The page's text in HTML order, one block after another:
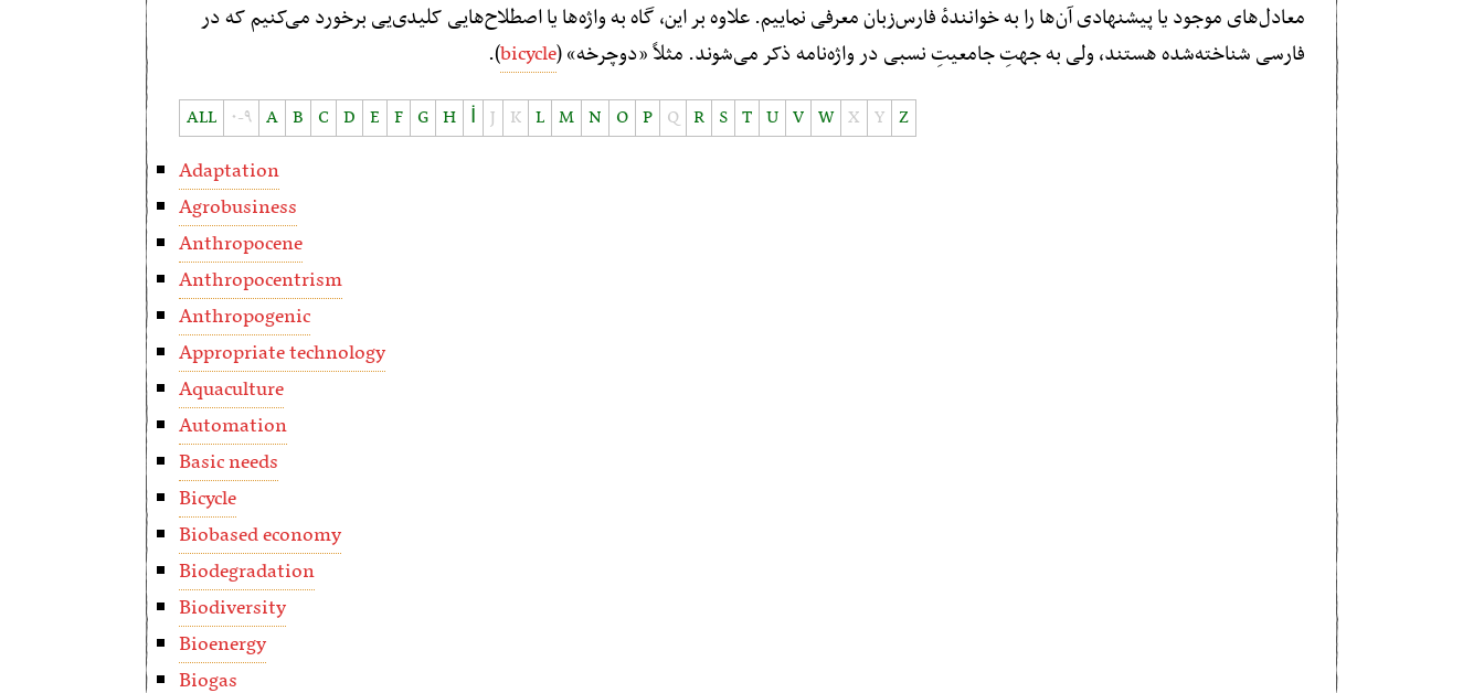
معادل‌های موجود یا پیشنهادی آن‌ها را به خوانندهٔ فارس‌زبان معرفی نماییم. علاوه بر این، گاه به واژه‌‌ها یا اصطلاح‌هایی کلیدی‌یی برخورد می‌کنیم که در
فارسی شناخته‌شده هستند، ولی به جهتِ جامعیتِ نسبی در واژه‌نامه ذکر می‌شوند. مثلاً «دوچرخه» (bicycle
).
ALL ۰-۹ A B C D E F G H İ J K L M N O P Q R S T U V W X Y Z
Adaptation
Agrobusiness
Anthropocene
Anthropocentrism
Anthropogenic
Appropriate technology
Aquaculture
Automation
Basic needs
Bicycle
Biobased economy
Biodegradation
Biodiversity
Bioenergy
Biogas